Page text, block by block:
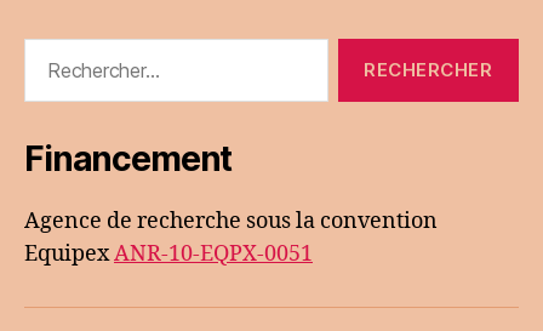
Financement
Agence de recherche sous la convention
EquipexANR-10-EQPX-0051